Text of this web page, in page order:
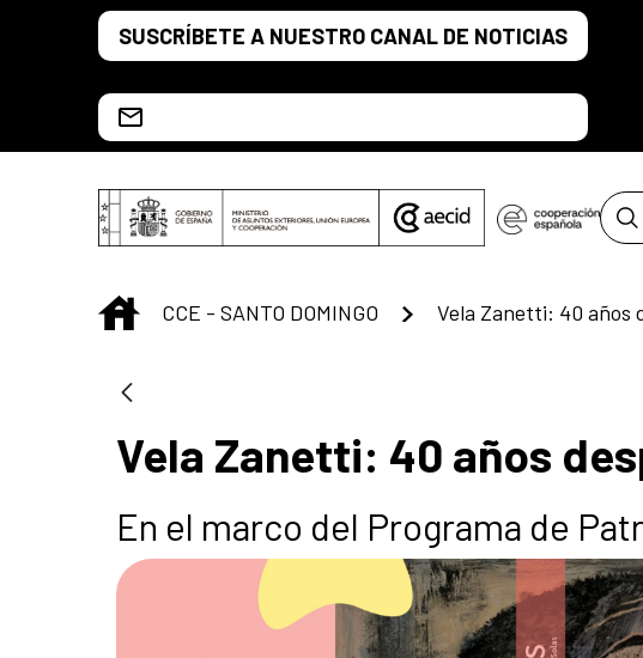
Saltar al contenido principal
SUSCRÍBETE A NUESTRO CANAL DE NOTICIAS
INICIO
CCE - SANTO DOMINGO Vela Zanetti: 40 años
Vela Zanetti: 40 años
En el marco del Programa de